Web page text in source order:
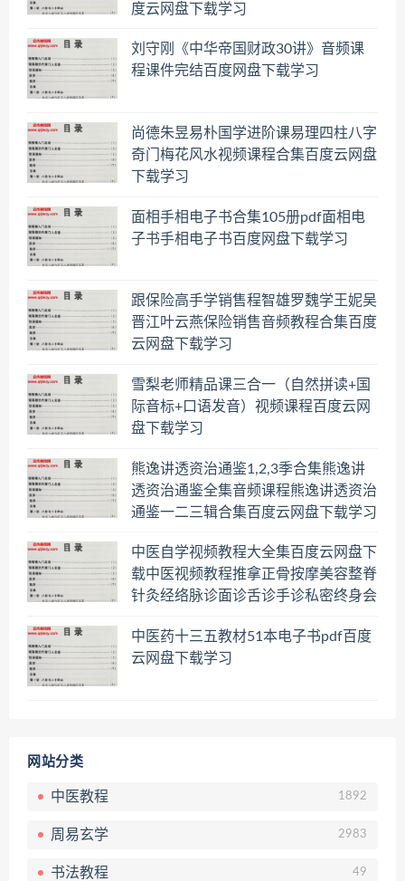
度云网盘下载学习
刘守刚《中华帝国财政30讲》音频课
程课件完结百度网盘下载学习
尚德朱昱易朴国学进阶课易理四柱八字
奇门梅花风水视频课程合集百度云网盘
下载学习
面相手相电子书合集105册pdf面相电
子书手相电子书百度网盘下载学习
跟保险高手学销售程智雄罗魏学王妮吴
晋江叶云燕保险销售音频教程合集百度
云网盘下载学习
雪梨老师精品课三合一（自然拼读+国
际音标+口语发音）视频课程百度云网
盘下载学习
熊逸讲透资治通鉴1,2,3季合集熊逸讲
透资治通鉴全集音频课程熊逸讲透资治
通鉴一二三辑合集百度云网盘下载学习
中医自学视频教程大全集百度云网盘下
载中医视频教程推拿正骨按摩美容整脊
针灸经络脉诊面诊舌诊手诊私密终身会
中医药十三五教材51本电子书pdf百度
云网盘下载学习
网站分类
中医教程 1892
周易玄学 2983
书法教程 49